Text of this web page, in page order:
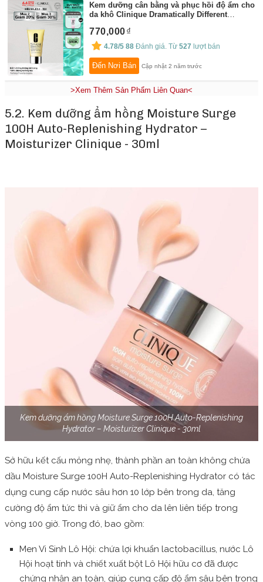
Kem dưỡng cân bằng và phục hồi độ ẩm cho
da khô Clinique Dramatically Different
Clinique Flagship Store
770,000
4.78/5 88 Đánh giá. Từ527 lượt bán
Đến Nơi Bán Cập nhật 2 năm trước
>Xem Thêm Sản Phẩm Liên Quan<
5.2. Kem dưỡng ẩm hồng Moisture Surge
100H Auto-Replenishing Hydrator –
Moisturizer Clinique - 30ml
Kem dưỡng ẩm hồng Moisture Surge 100H Auto-Replenishing
Hydrator – Moisturizer Clinique - 30ml
Sở hữu kết cấu mỏng nhẹ, thành phần an toàn không chứa
dầu Moisture Surge 100H Auto-Replenishing Hydrator có tác
dụng cung cấp nước sâu hơn 10 lớp bên trong da, tăng
cường độ ẩm tức thì và giữ ẩm cho da lên liên tiếp trong
vòng 100 giờ. Trong đó, bao gồm:
Men Vi Sinh Lô Hội: chứa lợi khuẩn lactobacillus, nước Lô
Hội hoạt tính và chiết xuất bột Lô Hội hữu cơ đã được
chứng nhận an toàn, giúp cung cấp độ ẩm sâu bên trong